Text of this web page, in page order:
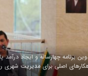
برنامه چهارساله و ایجاد درآمد
اصلی برای مدیریت